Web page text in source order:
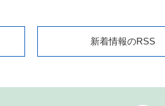
新着情報のRSS